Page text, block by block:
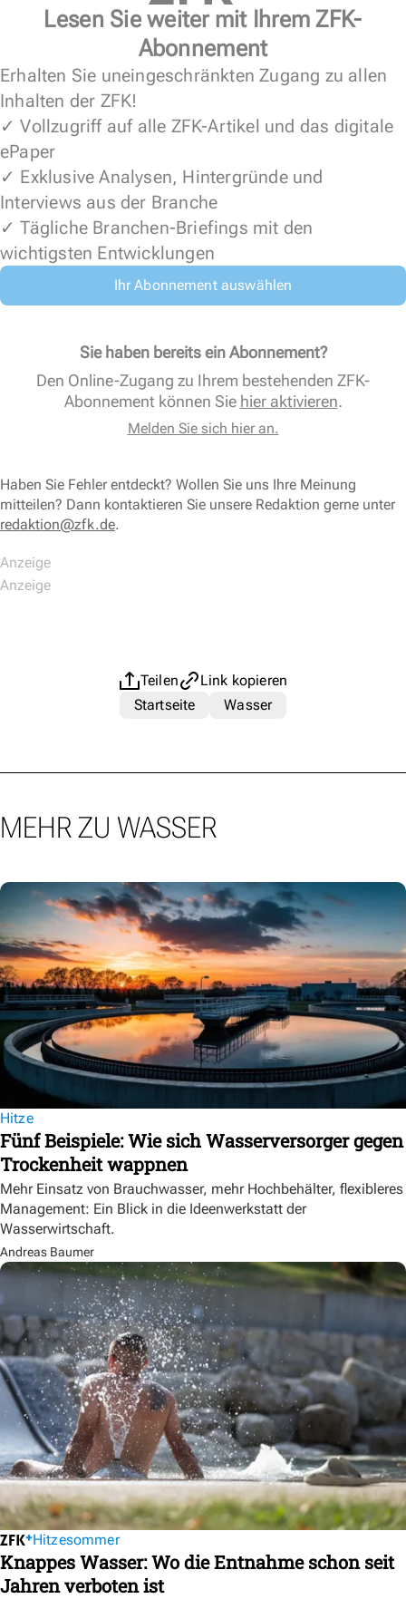
Lesen Sie weiter mit Ihrem ZFK-
Abonnement
Erhalten Sie uneingeschränkten Zugang zu allen
Inhalten der ZFK!
✓ Vollzugriff auf alle ZFK-Artikel und das digitale
ePaper
✓ Exklusive Analysen, Hintergründe und
Interviews aus der Branche
✓ Tägliche Branchen-Briefings mit den
wichtigsten Entwicklungen
Ihr Abonnement auswählen
Sie haben bereits ein Abonnement?
Den Online-Zugang zu Ihrem bestehenden ZFK-
Abonnement können Sie hier aktivieren.
Melden Sie sich hier an.
Haben Sie Fehler entdeckt? Wollen Sie uns Ihre Meinung
mitteilen? Dann kontaktieren Sie unsere Redaktion gerne unter
redaktion@zfk.de.
Teilen
Link kopieren
Startseite
Wasser
MEHR ZU WASSER
Hitze
Fünf Beispiele: Wie sich Wasserversorger gegen
Trockenheit wappnen
Mehr Einsatz von Brauchwasser, mehr Hochbehälter, flexibleres
Management: Ein Blick in die Ideenwerkstatt der
Wasserwirtschaft.
Andreas Baumer
Hitzesommer
Knappes Wasser: Wo die Entnahme schon seit
Jahren verboten ist